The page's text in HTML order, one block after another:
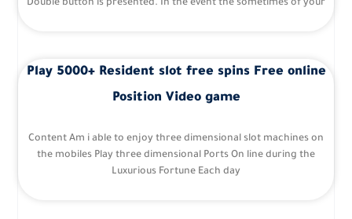
Double button is presented. In the event the sometimes of your
Play 5000+ Resident slot free spins Free online
Position Video game
Content Am i able to enjoy three dimensional slot machines on
the mobiles Play three dimensional Ports On line during the
Luxurious Fortune Each day